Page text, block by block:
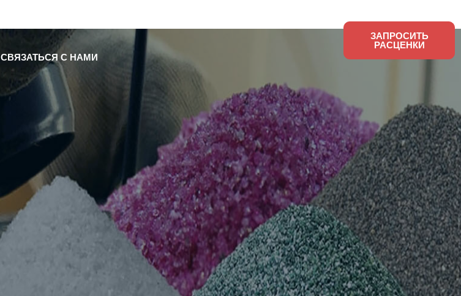
СВЯЗАТЬСЯ С НАМИ
ЗАПРОСИТЬ
РАСЦЕНКИ